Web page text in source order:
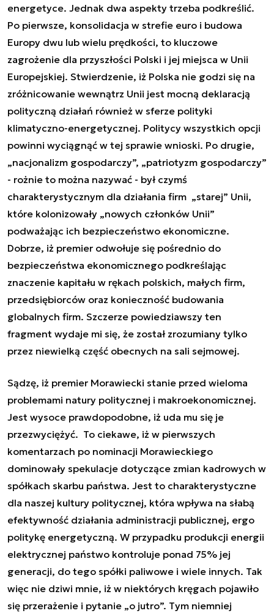
energetyce. Jednak dwa aspekty trzeba podkreślić.
Po pierwsze, konsolidacja w strefie euro i budowa
Europy dwu lub wielu prędkości, to kluczowe
zagrożenie dla przyszłości Polski i jej miejsca w Unii
Europejskiej. Stwierdzenie, iż Polska nie godzi się na
zróżnicowanie wewnątrz Unii jest mocną deklaracją
polityczną działań również w sferze polityki
klimatyczno-energetycznej. Politycy wszystkich opcji
powinni wyciągnąć w tej sprawie wnioski. Po drugie,
„nacjonalizm gospodarczy”, „patriotyzm gospodarczy”
- rożnie to można nazywać - był czymś
charakterystycznym dla działania firm „starej” Unii,
które kolonizowały „nowych członków Unii”
podważając ich bezpieczeństwo ekonomiczne.
Dobrze, iż premier odwołuje się pośrednio do
bezpieczeństwa ekonomicznego podkreślając
znaczenie kapitału w rękach polskich, małych firm,
przedsiębiorców oraz konieczność budowania
globalnych firm. Szczerze powiedziawszy ten
fragment wydaje mi się, że został zrozumiany tylko
przez niewielką część obecnych na sali sejmowej.
Sądzę, iż premier Morawiecki stanie przed wieloma
problemami natury politycznej i makroekonomicznej.
Jest wysoce prawdopodobne, iż uda mu się je
przezwyciężyć. To ciekawe, iż w pierwszych
komentarzach po nominacji Morawieckiego
dominowały spekulacje dotyczące zmian kadrowych w
spółkach skarbu państwa. Jest to charakterystyczne
dla naszej kultury politycznej, która wpływa na słabą
efektywność działania administracji publicznej, ergo
politykę energetyczną. W przypadku produkcji energii
elektrycznej państwo kontroluje ponad 75% jej
generacji, do tego spółki paliwowe i wiele innych. Tak
więc nie dziwi mnie, iż w niektórych kręgach pojawiło
się przerażenie i pytanie „o jutro”. Tym niemniej